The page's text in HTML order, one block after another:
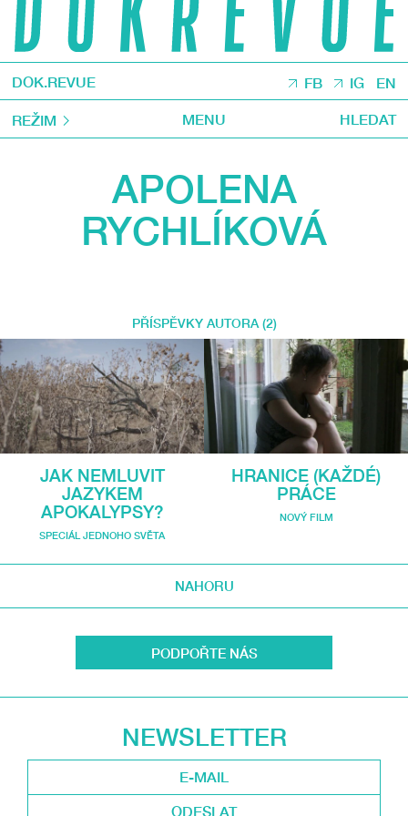
DOK.REVUE FB IG EN
REŽIM MENU HLEDAT
APOLENA
RYCHLÍKOVÁ
PŘÍSPĚVKY AUTORA (2)
JAK NEMLUVIT
JAZYKEM
APOKALYPSY?
SPECIÁL JEDNOHO SVĚTA
HRANICE (KAŽDÉ)
PRÁCE
NOVÝ FILM
NAHORU
PODPOŘTE NÁS
NEWSLETTER
ODESLAT